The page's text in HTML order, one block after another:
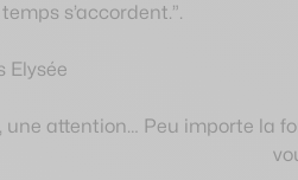
s’accordent.”.
Elysée
une attention… Peu importe la